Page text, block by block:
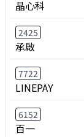
晶心科
2425
承啟
7722
LINEPAY
6152
百一